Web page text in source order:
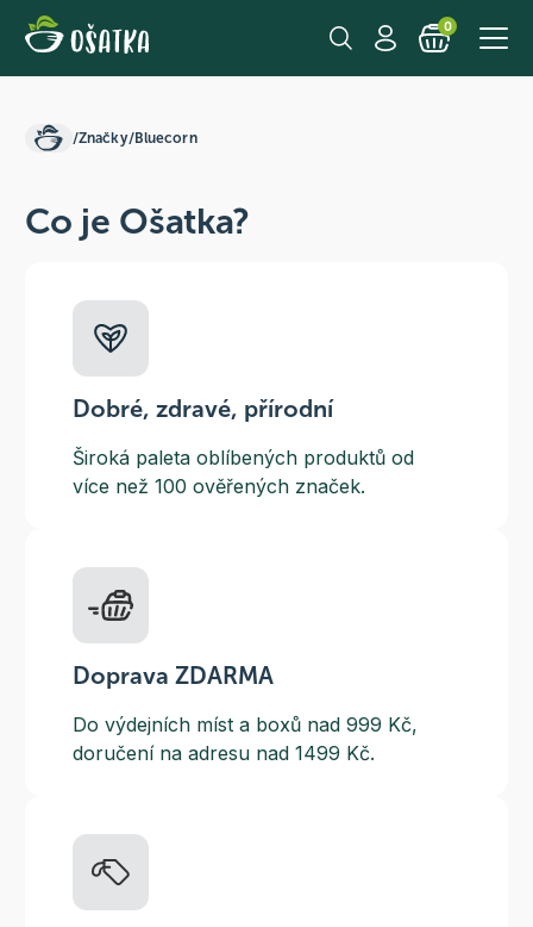
0
/Značky/Bluecorn
Co je Ošatka?
Dobré, zdravé, přírodní
Široká paleta oblíbených produktů od
více než 100 ověřených značek.
Doprava ZDARMA
Do výdejních míst a boxů nad 999 Kč,
doručení na adresu nad 1499 Kč.